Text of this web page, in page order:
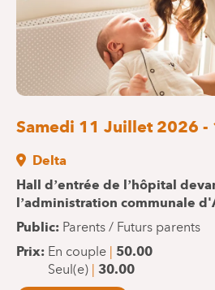
Samedi 11 Juillet 2026
Delta
Hall d’entrée de l’hôpital
l’administration communale
Public Parents / Futurs parents
Prix En couple
50.00
Seul(e)
30.00